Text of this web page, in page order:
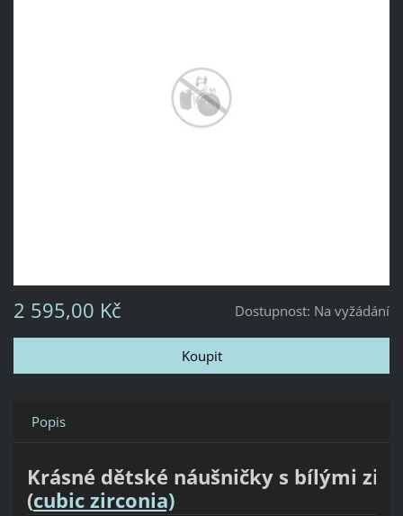
Dostupnost: Na vyžádání
2 595,00 Kč
Popis
Krásné dětské náušničky s bílými
(cubic zirconia)